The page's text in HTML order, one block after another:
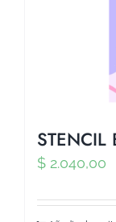
STENCIL
$ 2.040,00